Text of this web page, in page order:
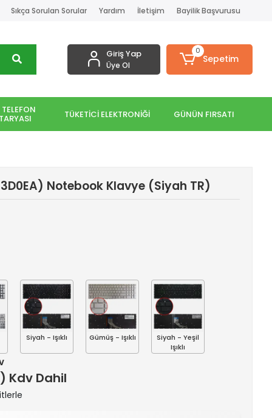
Sıkça Sorulan Sorular Yardım İletişim Bayilik Başvurusu
Giriş Yap
Üye Ol
0
Sepetim
TÜKETİCİ ELEKTRONİĞİ GÜNÜN FIRSATI
Notebook Klavye (Siyah TR)
Siyah - Işıklı Gümüş - Işıklı
Siyah - Yeşil
Işıklı
Kdv Dahil